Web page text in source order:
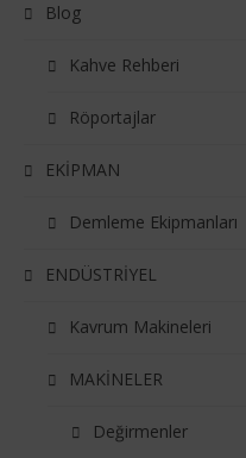
Blog
Kahve Rehberi
Röportajlar
EKİPMAN
Demleme Ekipmanları
ENDÜSTRİYEL
Kavrum Makineleri
MAKİNELER
Değirmenler